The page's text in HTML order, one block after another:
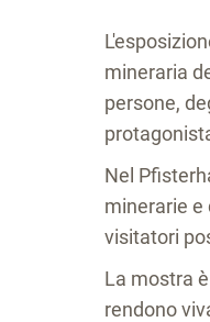
mineraria
persone,
Nel
minerarie e
visitatori
La mostra
rendono